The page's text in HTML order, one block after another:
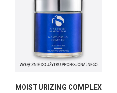
MOISTURIZING COMPLEX